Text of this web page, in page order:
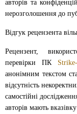
авторів та
нерозголошення до
Відгук рецензента
Рецензент,
перевірки ПК
анонімним текстом
відсутність
самостійні
авторів мають